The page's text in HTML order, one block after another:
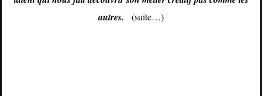
autres.
(suite…)